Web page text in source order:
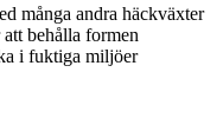
många andra häckväxter
behålla formen
i fuktiga miljöer